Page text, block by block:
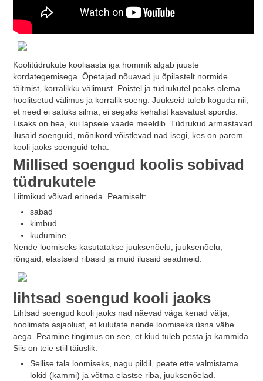
Koolitüdrukute kooliaasta iga hommik algab juuste
kordategemisega. Õpetajad nõuavad ju õpilastelt normide
täitmist, korralikku välimust. Poistel ja tüdrukutel peaks olema
hoolitsetud välimus ja korralik soeng. Juukseid tuleb koguda nii,
et need ei satuks silma, ei segaks kehalist kasvatust spordis.
Lisaks on hea, kui lapsele vaade meeldib. Tüdrukud armastavad
ilusaid soenguid, mõnikord võistlevad nad isegi, kes on parem
kooli jaoks soenguid teha.
Millised soengud koolis sobivad
tüdrukutele
Liitmikud võivad erineda. Peamiselt:
sabad
kimbud
kudumine
Nende loomiseks kasutatakse juuksenõelu, juuksenõelu,
rõngaid, elastseid ribasid ja muid ilusaid seadmeid.
lihtsad soengud kooli jaoks
Lihtsad soengud kooli jaoks nad näevad väga kenad välja,
hoolimata asjaolust, et kulutate nende loomiseks üsna vähe
aega. Peamine tingimus on see, et kiud tuleb pesta ja kammida.
Siis on teie stiil täiuslik.
Sellise tala loomiseks, nagu pildil, peate ette valmistama
lokid (kammi) ja võtma elastse riba, juuksenõelad.